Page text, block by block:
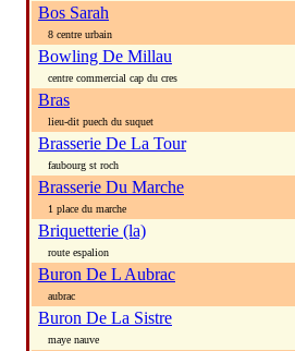
Bos Sarah
8 centre urbain
Bowling De Millau
centre commercial cap du cres
Bras
lieu-dit puech du suquet
Brasserie De La Tour
faubourg st roch
Brasserie Du Marche
1 place du marche
Briquetterie (la)
route espalion
Buron De L Aubrac
aubrac
Buron De La Sistre
maye nauve